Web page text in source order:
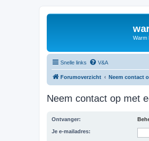
Warm
Snelle links V&A
Forumoverzicht Neem contact
Neem contact op met
Ontvanger:
Je e-mailadres: